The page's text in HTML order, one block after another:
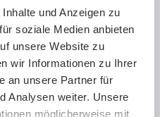
und Anzeigen zu
soziale Medien anbieten
unsere Website zu
wir Informationen zu Ihrer
an unsere Partner für
Analysen weiter. Unsere
möglicherweise mit
sadipscing elitr, sed
ut labore et dolore
voluptua. At vero eos et